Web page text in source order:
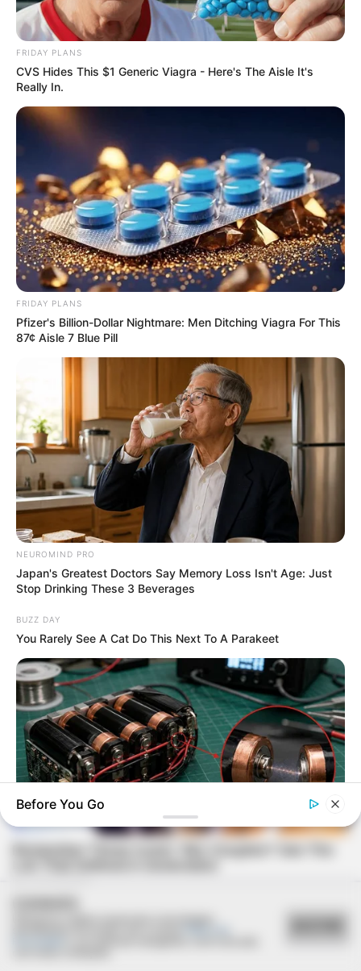
FRIDAY PLANS
CVS Hides This $1 Generic Viagra - Here's The Aisle It's
Really In.
FRIDAY PLANS
Pfizer's Billion-Dollar Nightmare: Men Ditching Viagra For This
87¢ Aisle 7 Blue Pill
NEUROMIND PRO
Japan's Greatest Doctors Say Memory Loss Isn't Age: Just
Stop Drinking These 3 Beverages
BUZZ DAY
You Rarely See A Cat Do This Next To A Parakeet
How To Draw Power From Dead Batteries…
Before You Go